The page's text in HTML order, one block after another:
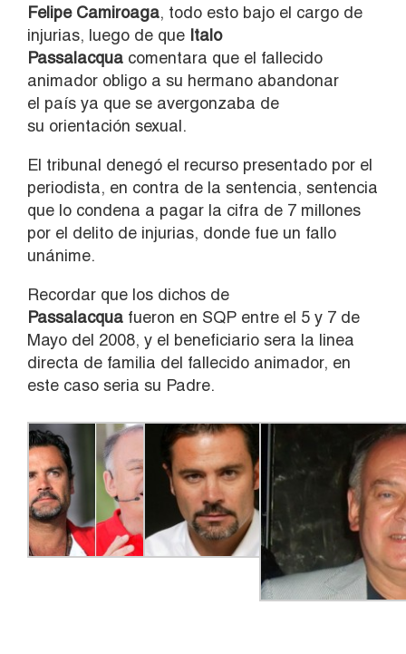
Felipe Camiroaga, todo esto bajo el cargo de
injurias, luego de que Italo
Passalacqua comentara que el fallecido
animador obligo a su hermano abandonar
el país ya que se avergonzaba de
su orientación sexual.
El tribunal denegó el recurso presentado por el
periodista, en contra de la sentencia, sentencia
que lo condena a pagar la cifra de 7 millones
por el delito de injurias, donde fue un fallo
unánime.
Recordar que los dichos de
Passalacqua fueron en SQP entre el 5 y 7 de
Mayo del 2008, y el beneficiario sera la linea
directa de familia del fallecido animador, en
este caso seria su Padre.